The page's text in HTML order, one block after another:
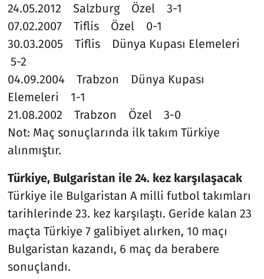
24.05.2012 Salzburg Özel 3-1
07.02.2007 Tiflis Özel 0-1
30.03.2005 Tiflis Dünya Kupası Elemeleri
5-2
04.09.2004 Trabzon Dünya Kupası
Elemeleri 1-1
21.08.2002 Trabzon Özel 3-0
Not: Maç sonuçlarında ilk takım Türkiye
alınmıştır.
Türkiye, Bulgaristan ile 24. kez karşılaşacak
Türkiye ile Bulgaristan A milli futbol takımları
tarihlerinde 23. kez karşılaştı. Geride kalan 23
maçta Türkiye 7 galibiyet alırken, 10 maçı
Bulgaristan kazandı, 6 maç da berabere
sonuçlandı.